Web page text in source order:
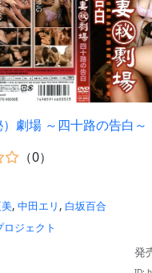
劇場 ～四十路の告白～
（0）
, 中田エリ , 白坂百合
ロジェクト
発